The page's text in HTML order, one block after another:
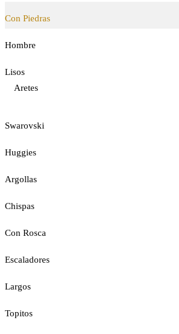
Con Piedras
Hombre
Lisos
Aretes
Swarovski
Huggies
Argollas
Chispas
Con Rosca
Escaladores
Largos
Topitos